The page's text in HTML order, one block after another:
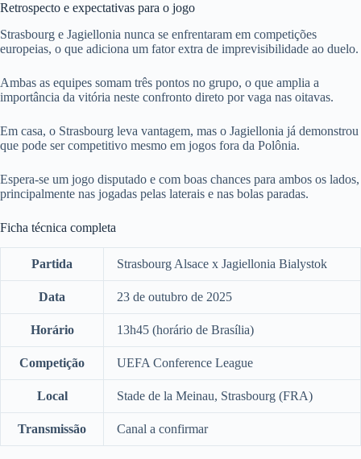
Retrospecto e expectativas para o jogo
Strasbourg e Jagiellonia nunca se enfrentaram em competições
europeias, o que adiciona um fator extra de imprevisibilidade ao duelo.
Ambas as equipes somam três pontos no grupo, o que amplia a
importância da vitória neste confronto direto por vaga nas oitavas.
Em casa, o Strasbourg leva vantagem, mas o Jagiellonia já demonstrou
que pode ser competitivo mesmo em jogos fora da Polônia.
Espera-se um jogo disputado e com boas chances para ambos os lados,
principalmente nas jogadas pelas laterais e nas bolas paradas.
Ficha técnica completa
Partida Strasbourg Alsace x Jagiellonia Bialystok
Data 23 de outubro de 2025
Horário 13h45 (horário de Brasília)
Competição UEFA Conference League
Local Stade de la Meinau, Strasbourg (FRA)
Transmissão Canal a confirmar